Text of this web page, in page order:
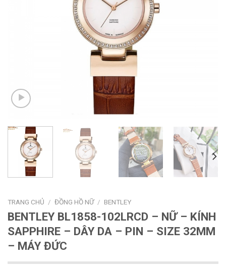
TRANG CHỦ / ĐỒNG HỒ NỮ / BENTLEY
BENTLEY BL1858-102LRCD – NỮ – KÍNH
SAPPHIRE – DÂY DA – PIN – SIZE 32MM
– MÁY ĐỨC